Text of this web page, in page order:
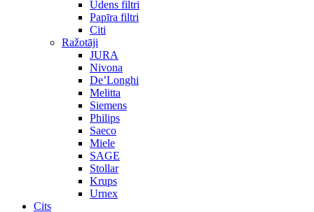
Ūdens filtri
Papīra filtri
Citi
Ražotāji
JURA
Nivona
De’Longhi
Melitta
Siemens
Philips
Saeco
Miele
SAGE
Stollar
Krups
Urnex
Cits